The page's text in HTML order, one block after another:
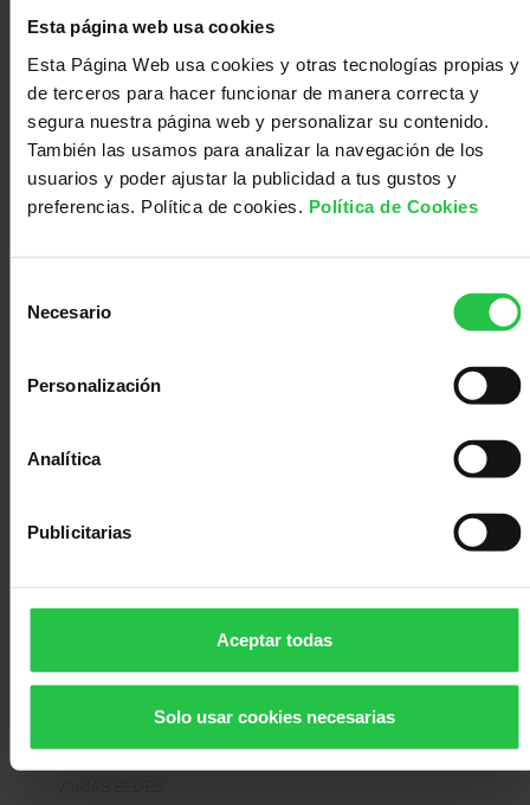
Esta página web usa cookies
Esta Página Web usa cookies y otras tecnologías propias y
de terceros para hacer funcionar de manera correcta y
segura nuestra página web y personalizar su contenido.
También las usamos para analizar la navegación de los
usuarios y poder ajustar la publicidad a tus gustos y
preferencias. Política de cookies. Política de Cookies
Necesario
Personalización
Analítica
Publicitarias
Aceptar todas
Solo usar cookies necesarias
Coronavirus y pacientes con cáncer
VÍDEO